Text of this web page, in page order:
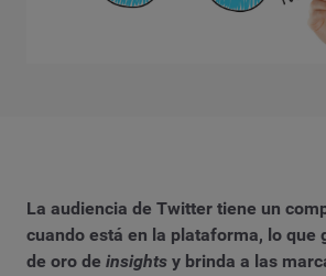
La audiencia de Twitter tiene un
cuando está en la plataforma, lo que
de oro de insights y brinda a las